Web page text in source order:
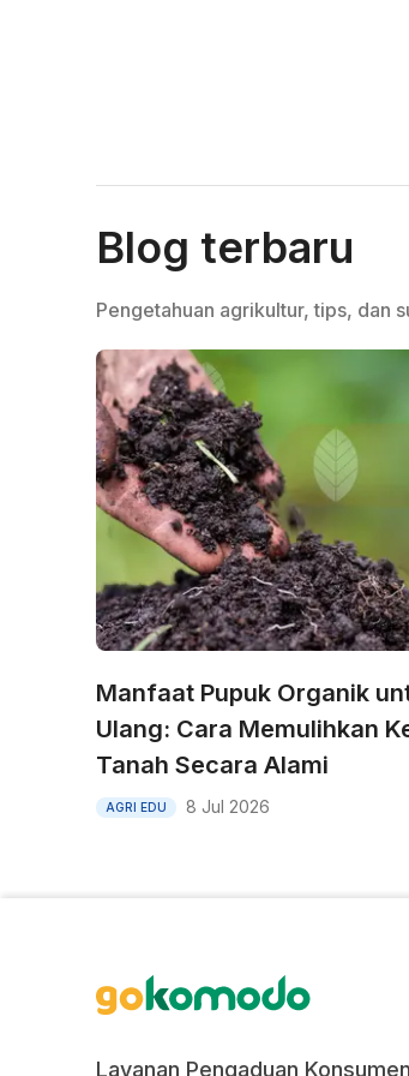
Blog terbaru
Pengetahuan agrikultur, tips, dan
Manfaat Pupuk Organik
Ulang: Cara Memulihkan
Tanah Secara Alami
AGRI EDU 8 Jul 2026
Layanan Pengaduan Konsumen